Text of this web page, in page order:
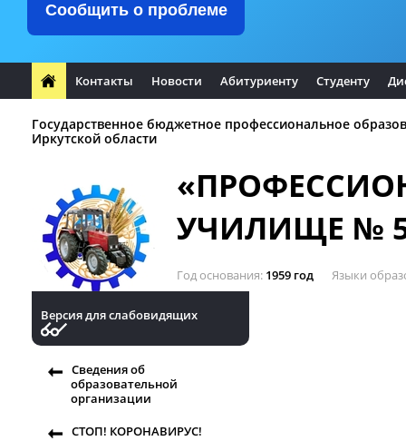
Сообщить о проблеме
Контакты Новости Абитуриенту Студенту
Государственное бюджетное профессиональное
Иркутской области
УЧИЛИЩЕ №
Год основания 1959 год Языки
Версия для слабовидящих
Сведения об
образовательной
организации
СТОП! КОРОНАВИРУС!